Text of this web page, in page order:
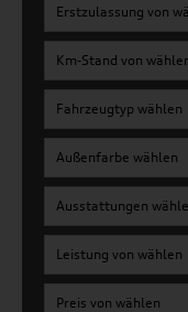
Km-Stand von
Fahrzeugtyp wählen
Außenfarbe wählen
Ausstattungen
Leistung von wählen
Preis von wählen